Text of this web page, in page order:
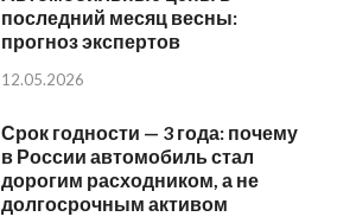
последний месяц весны:
прогноз экспертов
12.05.2026
Срок годности — 3 года: почему
в России автомобиль стал
дорогим расходником, а не
долгосрочным активом